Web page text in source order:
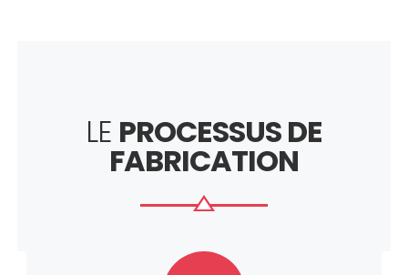
LE PROCESSUS DE
FABRICATION